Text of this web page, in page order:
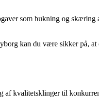
som bukning og skæring
kan du være sikker på,
af kvalitetsklinger til